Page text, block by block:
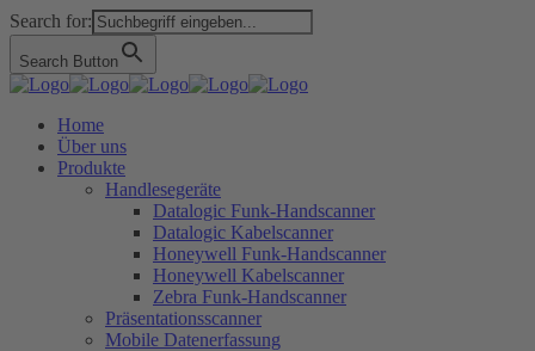
Search for:
Search Button
Home
Über uns
Produkte
Handlesegeräte
Datalogic Funk-Handscanner
Datalogic Kabelscanner
Honeywell Funk-Handscanner
Honeywell Kabelscanner
Zebra Funk-Handscanner
Präsentationsscanner
Mobile Datenerfassung